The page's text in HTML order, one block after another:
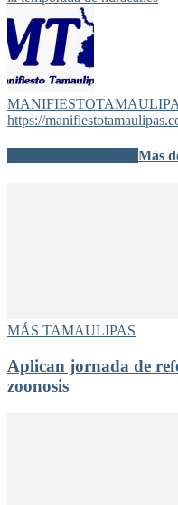
https://
Más
MÁS TAMAULIPAS
Aplican jornada de
zoonosis